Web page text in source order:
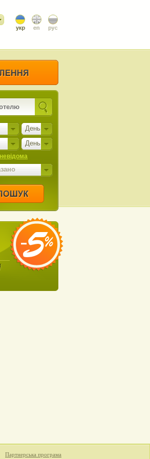
День
День
Партнерська програма